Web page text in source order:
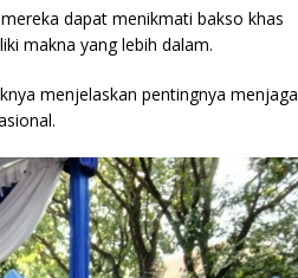
dapat menikmati bakso khas
makna yang lebih dalam.
menjelaskan pentingnya menjaga